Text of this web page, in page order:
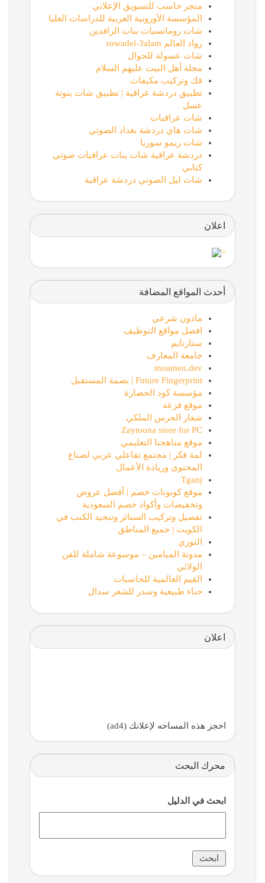
متجر حاسب للتسويق الإعلاني
المؤسسة الأوروبية العربية للدراسات العليا
شات رومانسيات بنات الرافدين
رواد العالم rowadel-3alam
شات عسولة للجوال
مجلة أهل البيت عليهم السلام
فك وتركيب مكيفات
تطبيق دردشة عراقية | تطبيق شات بنوتة
عسل
شات عراقيات
شات هاي دردشة بغداد الصوتي
شات ريمو سوريا
دردشة عراقية شات بنات عراقيات صوتي
كتابي
شات ليل الصوتي دردشة عراقية
اعلان
<
أحدث المواقع المضافة
ماذون شرعي
افضل مواقع التوظيف
ستارتايم
جامعة المعارف
moamen.dev
Future Fingerprint | بصمة المستقبل
مؤسسة كود الحضارة
موقع فزعة
شعار الحرس الملكي
Zaytoona store for PC
موقع مناهجنا التعليمي
لمة فكر | مجتمع تفاعلي عربي لصناع
المحتوى وريادة الأعمال
Tganj
موقع كوبونات خصم | أفضل عروض
وتخفيضات وأكواد خصم السعودية
تفصيل وتركيب الستائر وتنجيد الكنب في
الكويت | جميع المناطق
الثوري
مدونة الميامين – موسوعة شاملة للفن
الولائي
القيم العالمية للحاسبات
حناء طبيعية وسدر للشعر سدال
اعلان
احجز هذه المساحه لإعلانك (ad4)
محرك البحث
ابحث في الدليل